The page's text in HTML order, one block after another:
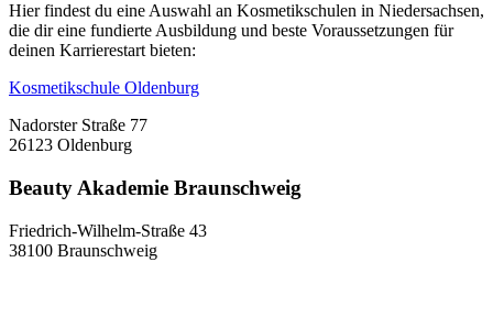
Hier findest du eine Auswahl an Kosmetikschulen in Niedersachsen,
die dir eine fundierte Ausbildung und beste Voraussetzungen für
deinen Karrierestart bieten:
Kosmetikschule Oldenburg
Nadorster Straße 77
26123 Oldenburg
Beauty Akademie Braunschweig
Friedrich-Wilhelm-Straße 43
38100 Braunschweig